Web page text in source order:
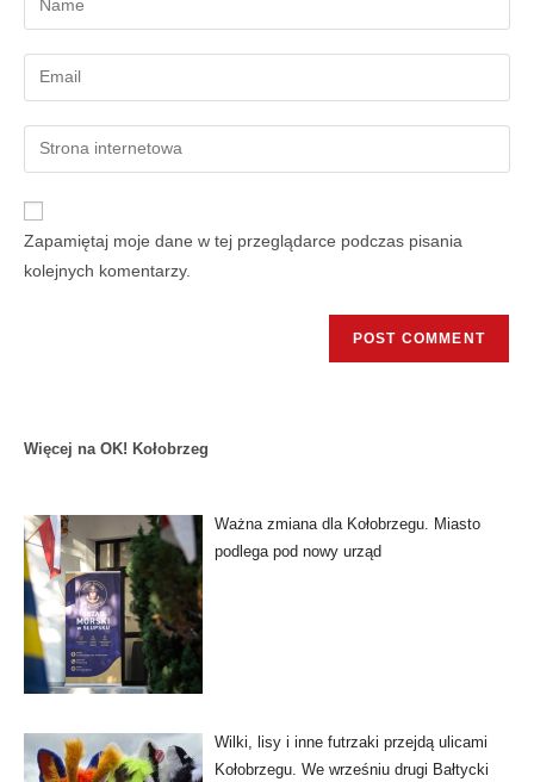
Zapamiętaj moje dane w tej przeglądarce podczas pisania
kolejnych komentarzy.
Więcej na OK! Kołobrzeg
Ważna zmiana dla Kołobrzegu. Miasto
podlega pod nowy urząd
Wilki, lisy i inne futrzaki przejdą ulicami
Kołobrzegu. We wrześniu drugi Bałtycki